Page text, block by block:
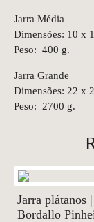
Jarra Média
Dimensões: 10 x
Peso: 400 g.
Jarra Grande
Dimensões: 22 x
Peso: 2700 g.
Jarra plátanos |
Bordallo